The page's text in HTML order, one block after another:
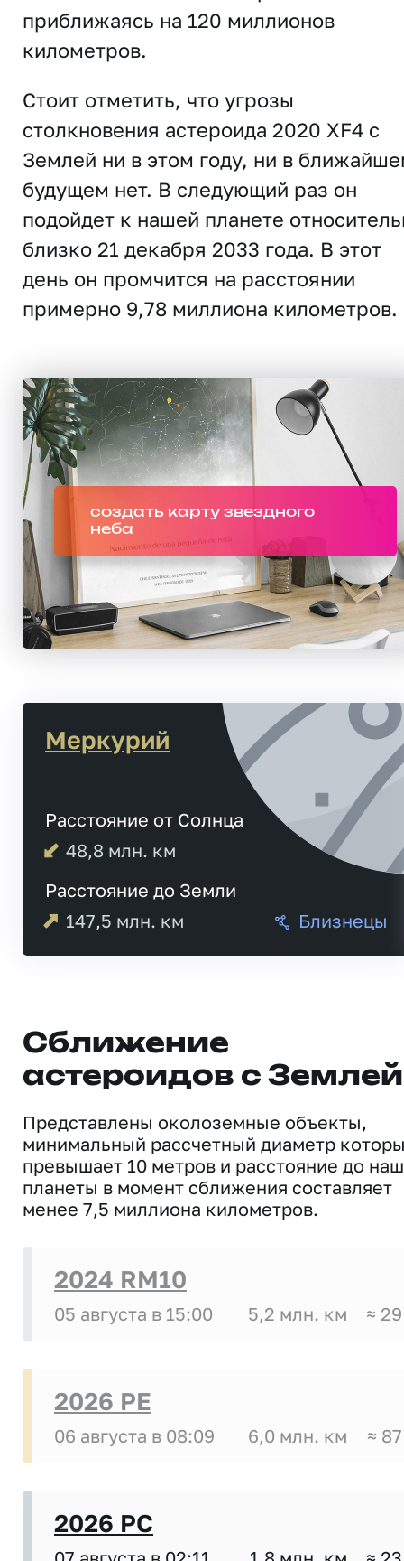
приближаясь на 120 миллионов
километров.
Стоит отметить, что угрозы
столкновения астероида 2020 XF4 с
Землей ни в этом году, ни в
будущем нет. В следующий раз он
подойдет к нашей планете
близко 21 декабря 2033 года. В этот
день он промчится на расстоянии
примерно 9,78 миллиона километров.
создать карту звездного
неба
Меркурий
Расстояние от Солнца
48,8 млн. км
Расстояние до Земли
147,5 млн. км Близнецы
Сближение
астероидов с Землей
Представлены околоземные объекты,
минимальный рассчетный диаметр
превышает 10 метров и расстояние до
планеты в момент сближения составляет
менее 7,5 миллиона километров.
2024 RM10
05 августа в 15:00 5,2 млн. км ≈
2026 PE
06 августа в 08:09 6,0 млн. км ≈
2026 PC